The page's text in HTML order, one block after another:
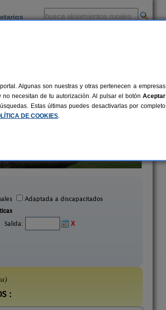
Adaptada a discapacitados
Salida:
X
:
Algunas son nuestras y otras pertenecen a empresas
necesitan de tu autorización. Al pulsar el botón Aceptar
Estas últimas puedes desactivarlas por completo
DE COOKIES.